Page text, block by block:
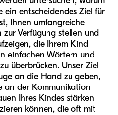
ein entscheidendes Ziel für
Ihnen umfangreiche
zur Verfügung stellen und
die Ihrem Kind
einfachen Wörtern und
überbrücken. Unser Ziel
an die Hand zu geben,
an der Kommunikation
Ihres Kindes stärken
können, die oft mit